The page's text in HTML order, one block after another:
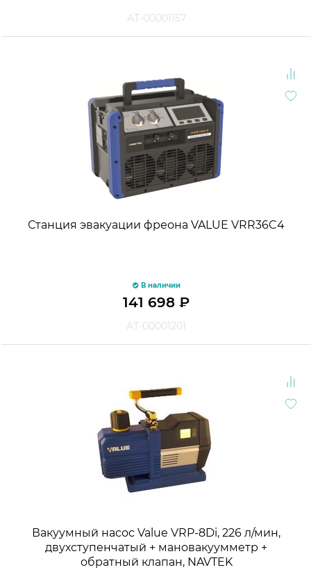
АТ-00001157
Станция эвакуации фреона VALUE VRR36C4
В наличии
141 698 ₽
АТ-00001201
Вакуумный насос Value VRP-8Di, 226 л/мин,
двухступенчатый + мановакуумметр +
обратный клапан, NAVTEK